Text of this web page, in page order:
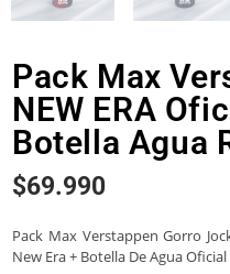
Pack Max
NEW ERA
Botella Agua
$69.990
Pack Max Verstappen Gorro
New Era + Botella De Agua Oficial